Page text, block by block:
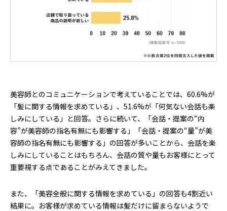
美容師とのコミュニケーションで考えていることでは、60.6%が
「髪に関する情報を求めている」、51.6%が「何気ない会話も楽
しみにしている」と回答。さらに続いて、「会話・提案の“内
容”が美容師の指名有無にも影響する」「会話・提案の“量”が美
容師の指名有無にも影響する」の回答が多いことから、会話を楽
しみにしていることはもちろん、会話の質や量もお客様にとって
重要視する点であることがみえてきました。
また、「美容全般に関する情報を求めている」の回答も4割近い
結果に。お客様が求めている情報は髪だけに留まらないようで